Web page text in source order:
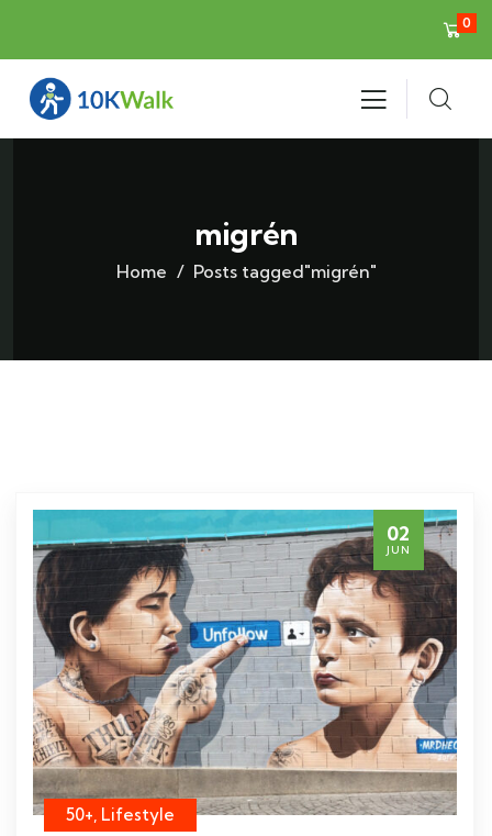
0
migrén
Home Posts tagged"migrén"
02
JUN
50+, Lifestyle